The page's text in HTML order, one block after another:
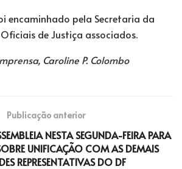
encaminhado pela Secretaria da
de Justiça associados.
Caroline P. Colombo
Publicação anterior
NESTA SEGUNDA-FEIRA PARA
UNIFICAÇÃO COM AS DEMAIS
REPRESENTATIVAS DO DF